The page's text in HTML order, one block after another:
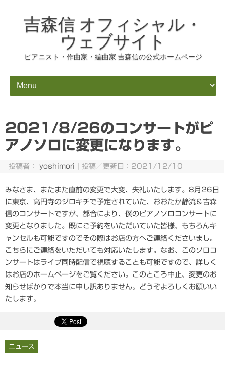
吉森信 オフィシャル・
ウェブサイト
ピアニスト・作曲家・編曲家 吉森信の公式ホームページ
コンテンツにスキップ
2021/8/26のコンサートがピ
アノソロに変更になります。
投稿者： yoshimori 投稿／更新日：2021/12/10
みなさま、またまた直前の変更で大変、失礼いたします。8月26日
に東京、高円寺のジロキチで予定されていた、おおたか静流＆吉森
信のコンサートですが、都合により、僕のピアノソロコンサートに
変更となりました。既にご予約をいただいていた皆様、もちろんキ
ャンセルも可能ですのでその際はお店の方へご連絡くださいまし。
こちらにご連絡をいただいても対応いたします。なお、このソロコ
ンサートはライブ同時配信で視聴することも可能ですので、詳しく
はお店のホームページをご覧ください。このところ中止、変更のお
知らせばかりで本当に申し訳ありません。どうぞよろしくお願いい
たします。
ニュース